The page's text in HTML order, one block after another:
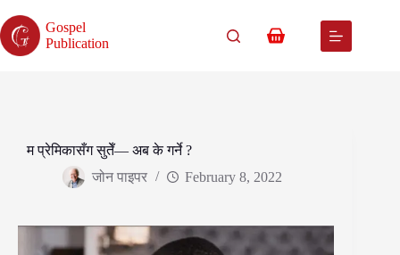
to
content
Gospel
Publication
Shopping
म प्रेमिकासँग सुतेँ— अब के गर्ने ?
जोन पाइपर
February 8, 2022